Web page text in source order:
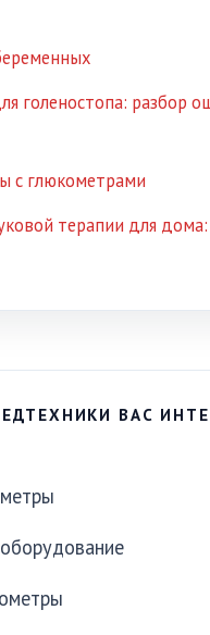
голеностопа: разбор
с глюкометрами
терапии для
ВАС